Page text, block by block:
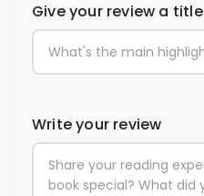
Give your review a title
Write your review